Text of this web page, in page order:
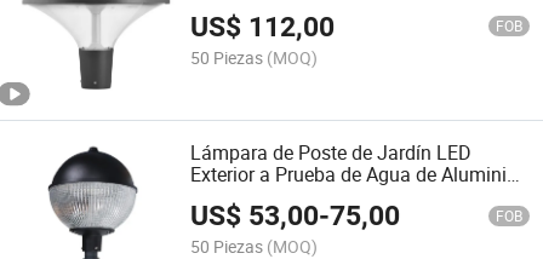
para Calles y Parques
US$ 112,00 FOB
50 Piezas (MOQ)
Lámpara de Poste de Jardín LED
Exterior a Prueba de Agua de Aluminio
Fundido a Presión RoHS CE IP65 para
Paisajismo en Parque
US$ 53,00-75,00 FOB
50 Piezas (MOQ)